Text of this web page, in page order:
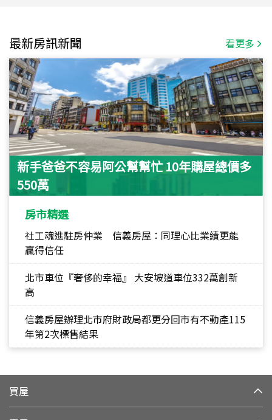
最新房訊新聞 看更多
新手爸爸不容易阿公幫幫忙 10年購屋總價多
550萬
房市精選
社工魂進駐房仲業 信義房屋：同理心比業績更能
贏得信任
北市車位『奢侈的幸福』 大安坡道車位332萬創新
高
信義房屋辦理北市府財政局都更分回市有不動產115
年第2次標售結果
買屋